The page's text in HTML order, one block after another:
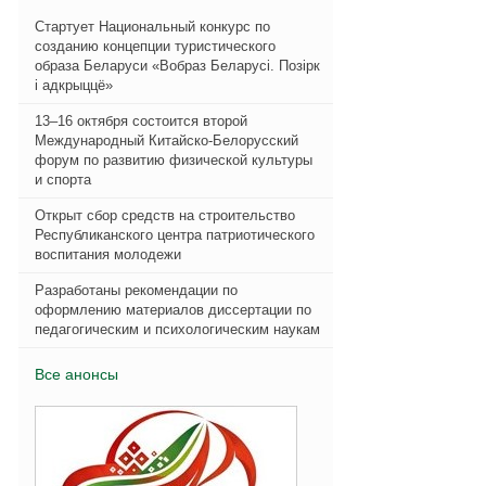
Стартует Национальный конкурс по
созданию концепции туристического
образа Беларуси «Вобраз Беларусi. Позiрк
i адкрыццё»
13–16 октября состоится второй
Международный Китайско-Белорусский
форум по развитию физической культуры
и спорта
Открыт сбор средств на строительство
Республиканского центра патриотического
воспитания молодежи
Разработаны рекомендации по
оформлению материалов диссертации по
педагогическим и психологическим наукам
Все анонсы